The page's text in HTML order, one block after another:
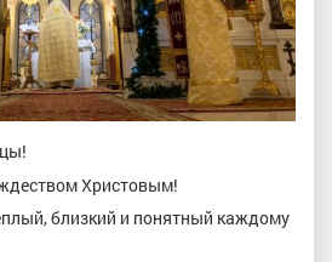
Христовым!
близкий и понятный каждому